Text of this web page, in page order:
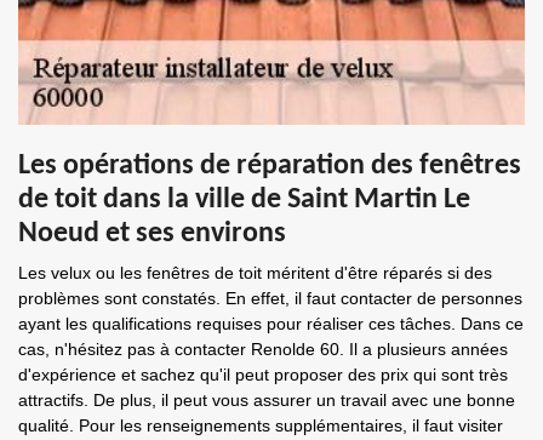
Les opérations de réparation des fenêtres
de toit dans la ville de Saint Martin Le
Noeud et ses environs
Les velux ou les fenêtres de toit méritent d'être réparés si des
problèmes sont constatés. En effet, il faut contacter de personnes
ayant les qualifications requises pour réaliser ces tâches. Dans ce
cas, n'hésitez pas à contacter Renolde 60. Il a plusieurs années
d'expérience et sachez qu'il peut proposer des prix qui sont très
attractifs. De plus, il peut vous assurer un travail avec une bonne
qualité. Pour les renseignements supplémentaires, il faut visiter